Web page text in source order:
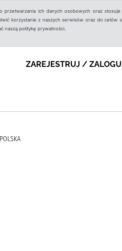
ich danych osobowych oraz
korzystanie z naszych serwisów oraz do celów
naszą politykę prywatności.
ZAREJESTRUJ /